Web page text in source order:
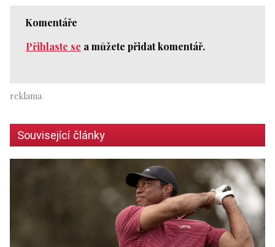
Komentáře
Přihlaste se a můžete přidat komentář.
Související články